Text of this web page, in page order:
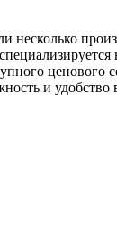
несколько
ценового
и